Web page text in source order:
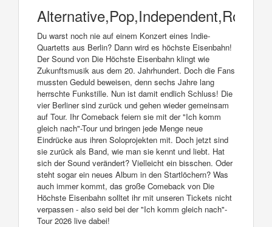
Alternative,Pop,Independent,Rock
Du warst noch nie auf einem Konzert eines Indie-
Quartetts aus Berlin? Dann wird es höchste Eisenbahn!
Der Sound von Die Höchste Eisenbahn klingt wie
Zukunftsmusik aus dem 20. Jahrhundert. Doch die Fans
mussten Geduld beweisen, denn sechs Jahre lang
herrschte Funkstille. Nun ist damit endlich Schluss! Die
vier Berliner sind zurück und gehen wieder gemeinsam
auf Tour. Ihr Comeback feiern sie mit der "Ich komm
gleich nach"-Tour und bringen jede Menge neue
Eindrücke aus ihren Soloprojekten mit. Doch jetzt sind
sie zurück als Band, wie man sie kennt und liebt. Hat
sich der Sound verändert? Vielleicht ein bisschen. Oder
steht sogar ein neues Album in den Startlöchern? Was
auch immer kommt, das große Comeback von Die
Höchste Eisenbahn solltet ihr mit unseren Tickets nicht
verpassen - also seid bei der "Ich komm gleich nach"-
Tour 2026 live dabei!